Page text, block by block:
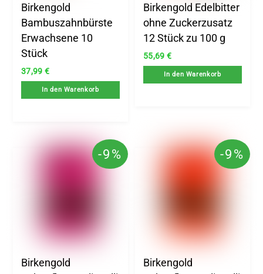
Birkengold
Bambuszahnbürste
Erwachsene 10
Stück
37,99 €
In den Warenkorb
Birkengold Edelbitter
ohne Zuckerzusatz
12 Stück zu 100 g
55,69 €
In den Warenkorb
-9%
Birkengold
-9%
Birkengold